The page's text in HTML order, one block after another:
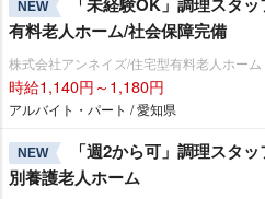
NEW
有料老人ホーム/社会保障完備
株式会社アンネイズ/住宅型有料老人ホー
時給1,140円～1,180円
アルバイト・パート / 愛知県
NEW
「週2から可」調理スタ
別養護老人ホーム